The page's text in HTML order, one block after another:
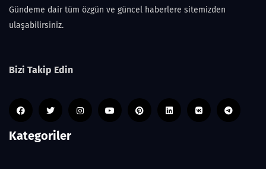
Gündeme dair tüm özgün ve güncel haberlere sitemizden
ulaşabilirsiniz.
Bizi Takip Edin
Kategoriler